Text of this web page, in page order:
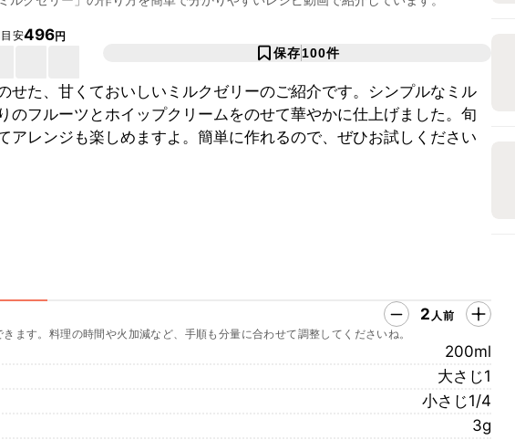
安496円
保存100件
せた、甘くておいしいミルクゼリーのご紹介です。シンプルなミル
のフルーツとホイップクリームをのせて華やかに仕上げました。旬
アレンジも楽しめますよ。簡単に作れるので、ぜひお試しください
2 人前
ます。料理の時間や火加減など、手順も分量に合わせて調整してくださいね。
200ml
大さじ1
小さじ1/4
3g